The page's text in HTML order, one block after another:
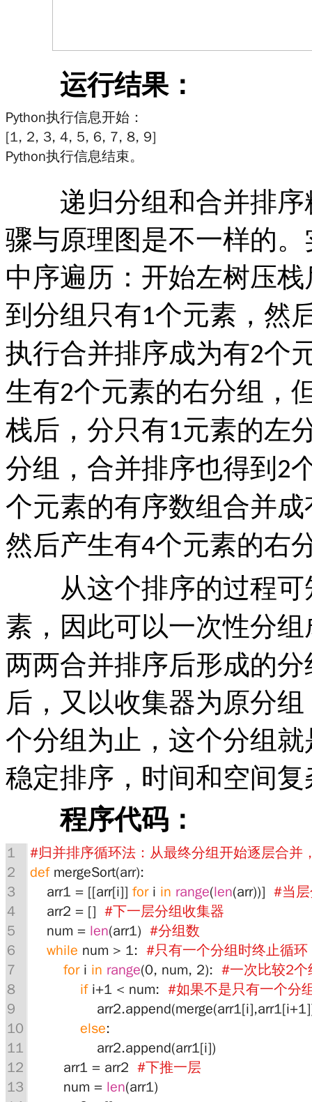
运行结果：
递归分组和合并排序
骤与原理图是不一样的
中序遍历：开始左树压
到分组只有1个元素，然
执行合并排序成为有2个
生有2个元素的右分组，
栈后，分只有1元素的左
分组，合并排序也得到 2
个元素的有序数组合并成
然后产生有4个元素的右
从这个排序的过程可
素，因此可以一次性分
两两合并排序后形成的
后，又以收集器为原分
个分组为止，这个分组
稳定排序，时间和空间
程序代码：